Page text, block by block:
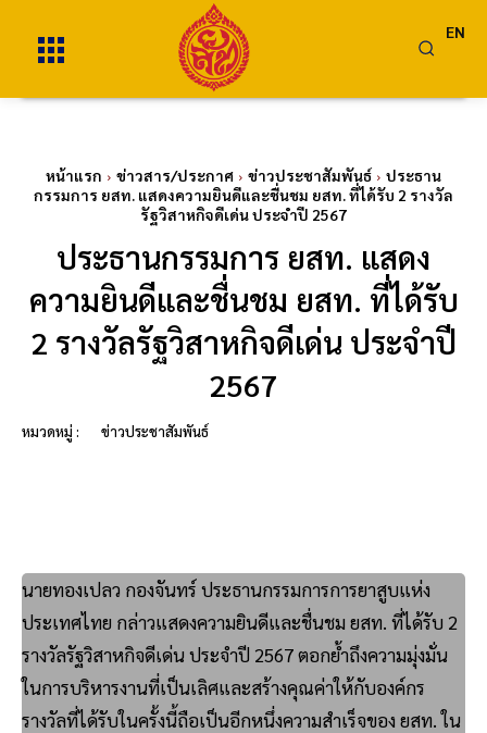
EN
หน้าแรก ข่าวสาร/ประกาศ ข่าวประชาสัมพันธ์
ประธาน
กรรมการ ยสท. แสดงความยินดีและชื่นชม ยสท. ที่ได้รับ 2 รางวัล
รัฐวิสาหกิจดีเด่น ประจำปี 2567
ประธานกรรมการ ยสท. แสดง
ความยินดีและชื่นชม ยสท. ที่ได้รับ
2 รางวัลรัฐวิสาหกิจดีเด่น ประจำปี
2567
หมวดหมู่ : ข่าวประชาสัมพันธ์
นายทองเปลว กองจันทร์ ประธานกรรมการการยาสูบแห่ง
ประเทศไทย กล่าวแสดงความยินดีและชื่นชม ยสท. ที่ได้รับ 2
รางวัลรัฐวิสาหกิจดีเด่น ประจำปี 2567 ตอกย้ำถึงความมุ่งมั่น
ในการบริหารงานที่เป็นเลิศและสร้างคุณค่าให้กับองค์กร
รางวัลที่ได้รับในครั้งนี้ถือเป็นอีกหนึ่งความสำเร็จของ ยสท. ใน